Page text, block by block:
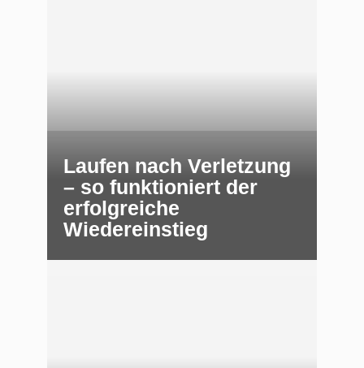
Laufen nach Verletzung
– so funktioniert der
erfolgreiche
Wiedereinstieg